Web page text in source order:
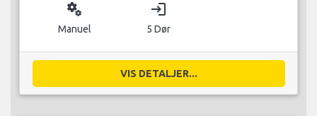
miscellaneous_services
Manuel
login
5 Dør
VIS DETALJER...